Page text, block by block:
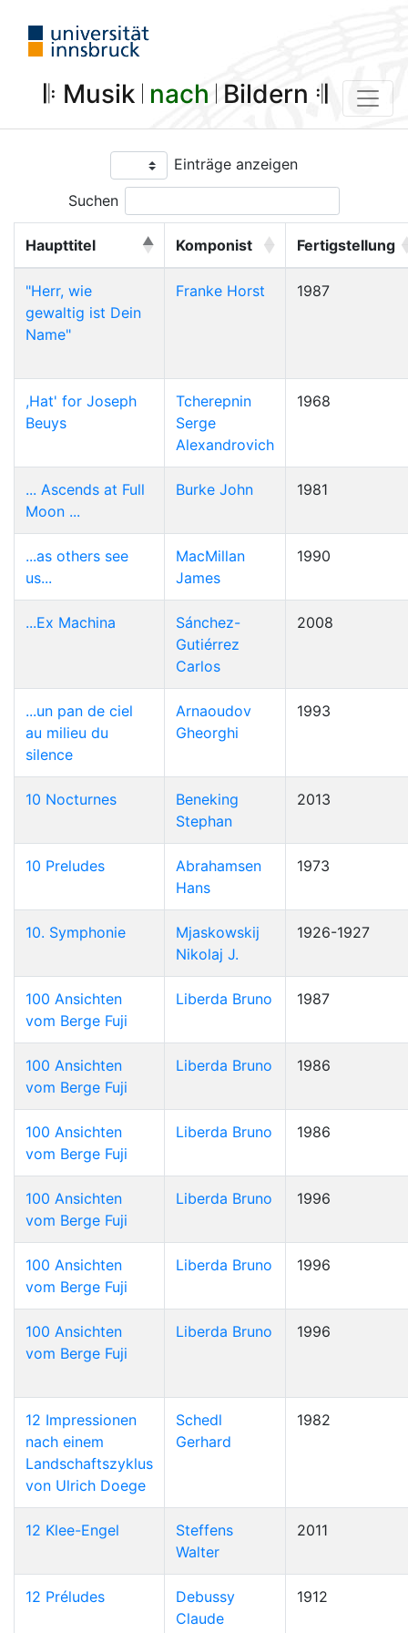
𝄆 Musik 𝄀 nach 𝄀 Bildern 𝄇
Einträge anzeigen
Suchen
Haupttitel Komponist Fertigstellung
"Herr, wie
gewaltig ist Dein
Name"
Franke Horst 1987
,Hat' for Joseph
Beuys
Tcherepnin
Serge
Alexandrovich
1968
... Ascends at Full
Moon ...
Burke John 1981
...as others see
us...
MacMillan
James
1990
...Ex Machina
Sánchez-
Gutiérrez
Carlos
2008
...un pan de ciel
au milieu du
silence
Arnaoudov
Gheorghi
1993
10 Nocturnes
Beneking
Stephan
2013
10 Preludes
Abrahamsen
Hans
1973
10. Symphonie
Mjaskowskij
Nikolaj J.
1926-1927
100 Ansichten
vom Berge Fuji
Liberda Bruno 1987
100 Ansichten
vom Berge Fuji
Liberda Bruno 1986
100 Ansichten
vom Berge Fuji
Liberda Bruno 1986
100 Ansichten
vom Berge Fuji
Liberda Bruno 1996
100 Ansichten
vom Berge Fuji
Liberda Bruno 1996
100 Ansichten
vom Berge Fuji
Liberda Bruno 1996
12 Impressionen
nach einem
Landschaftszyklus
von Ulrich Doege
Schedl
Gerhard
1982
12 Klee-Engel
Steffens
Walter
2011
12 Préludes
Debussy
Claude
1912